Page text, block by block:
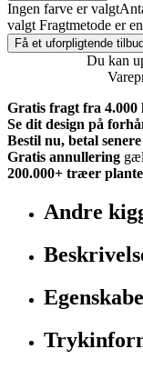
Ingen farve er valgt
valgt Fragtmetode er
Få et uforpligtende tilbud
Du kan
Gratis fragt fra 4.000
Se dit design på
Bestil nu, betal senere
Gratis annullering
200.000+ træer
Andre